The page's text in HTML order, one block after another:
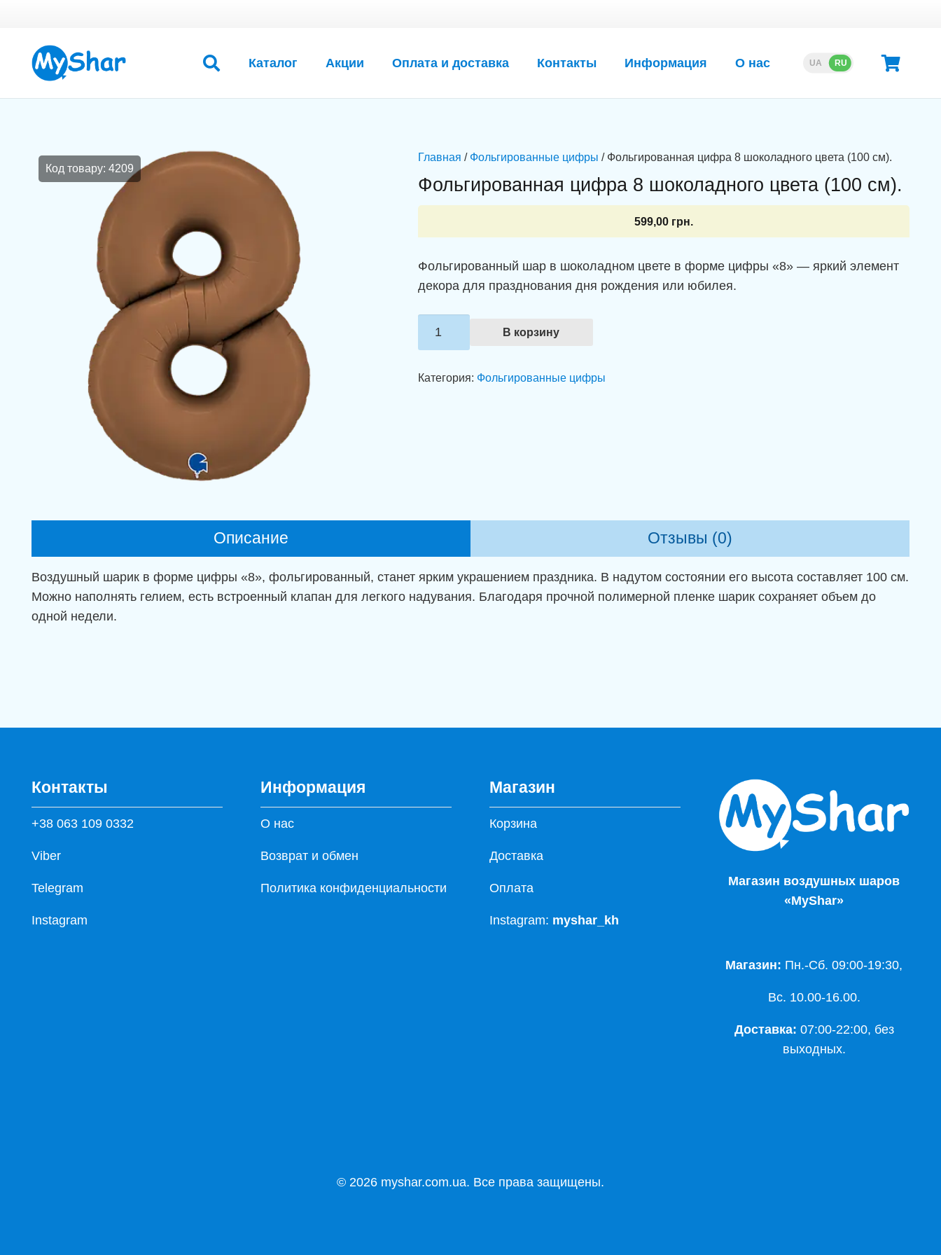
Каталог Акции Оплата и доставка Контакты Информация О нас UA RU
Код товару: 4209
Главная / Фольгированные цифры / Фольгированная цифра 8 шоколадного цвета (100 см).
Фольгированная цифра 8 шоколадного цвета (100 см).
599,00 грн.
Фольгированный шар в шоколадном цвете в форме цифры «8» — яркий элемент
декора для празднования дня рождения или юбилея.
цифра
В корзину
Категория: Фольгированные цифры
Описание Отзывы (0)
Воздушный шарик в форме цифры «8», фольгированный, станет ярким украшением праздника. В надутом состоянии его высота составляет 100 см.
Можно наполнять гелием, есть встроенный клапан для легкого надувания. Благодаря прочной полимерной пленке шарик сохраняет объем до
одной недели.
Контакты
+38 063 109 0332
Viber
Telegram
Instagram
Информация
О нас
Возврат и обмен
Политика конфиденциальности
Магазин
Корзина
Доставка
Оплата
Instagram: myshar_kh
Магазин воздушных шаров
«MyShar»
Магазин: Пн.-Сб. 09:00-19:30,
Вс. 10.00-16.00.
Доставка: 07:00-22:00, без
выходных.
© 2026 myshar.com.ua. Все права защищены.